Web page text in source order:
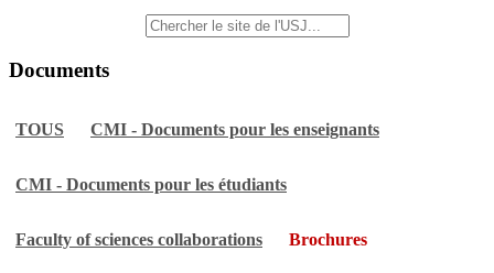
Documents
TOUS CMI - Documents pour les enseignants
CMI - Documents pour les étudiants
Faculty of sciences collaborations Brochures